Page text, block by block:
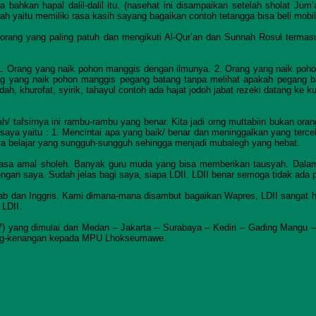
hapal dalil-dalil itu. (nasehat ini disampaikan setelah sholat
yaitu memiliki rasa kasih sayang bagaikan contoh tetangga bisa beli
yang paling patuh dan mengikuti Al-Qur’an dan Sunnah Rosul
yang naik pohon manggis dengan ilmunya. 2. Orang yang naik
naik pohon manggis pegang batang tanpa melihat apakah pegang
khurofat, syirik, tahayul contoh ada hajat jodoh jabat rezeki datang ke
tafsirnya ini rambu-rambu yang benar. Kita jadi orng muttabiin bukan
yaitu : 1. Mencintai apa yang baik/ benar dan meninggalkan yang
yang sungguh-sungguh sehingga menjadi mubalegh yang hebat.
amal sholeh. Banyak guru muda yang bisa memberikan tausyah.
saya. Sudah jelas bagi saya, siapa LDII. LDII benar semoga tidak ada
dan Inggris. Kami dimana-mana disambut bagaikan Wapres, LDII
LDII.
yang dimulai dari Medan – Jakarta – Surabaya – Kediri – Gading
kenangan kepada MPU Lhokseumawe.